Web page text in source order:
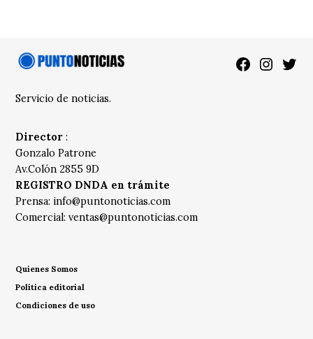
Facebook
Servicio de noticias.
Director :
Gonzalo Patrone
Av.Colón 2855 9D
REGISTRO DNDA en trámite
Prensa: info@puntonoticias.com
Comercial:ventas@puntonoticias.com
Quienes Somos
Política editorial
Condiciones de uso